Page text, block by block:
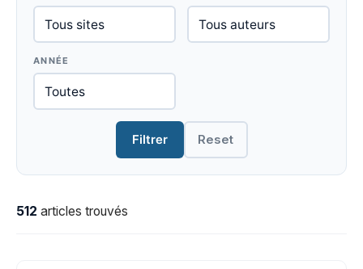
ANNÉE
Filtrer Reset
512 articles trouvés